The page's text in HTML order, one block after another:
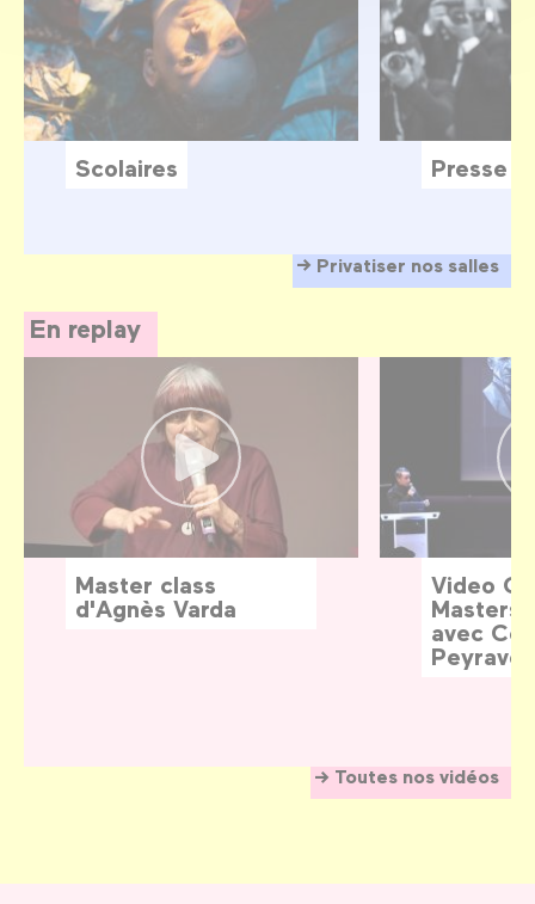
Privatiser nos salles
Scolaires Presse
En replay
Toutes nos vidéos
Master class
d'Agnès Varda
Video
avec